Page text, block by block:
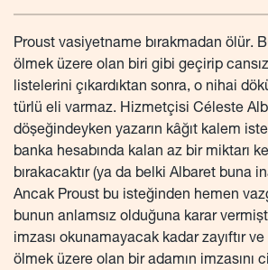
Proust vasiyetname bırakmadan ölür.
ölmek üzere olan biri gibi geçirip
listelerini çıkardıktan sonra, o nihai
türlü eli varmaz. Hizmetçisi Céleste
döşeğindeyken yazarın kâğıt kalem
banka hesabında kalan az bir miktarı
bırakacaktır (ya da belki Albaret buna
Ancak Proust bu isteğinden hemen
bunun anlamsız olduğuna karar
imzası okunamayacak kadar zayıftır
ölmek üzere olan bir adamın imzasını